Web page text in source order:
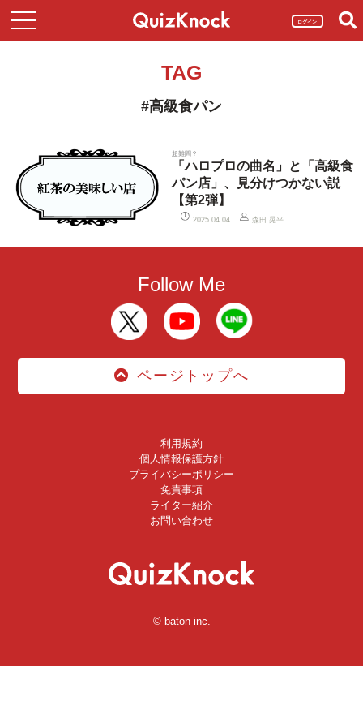
ログイン
TAG
#高級食パン
超難問？
「ハロプロの曲名」と「高級食
パン店」、見分けつかない説
【第2弾】
2025.04.04 森田 晃平
Follow Me
ページトップへ
利用規約
個人情報保護方針
プライバシーポリシー
免責事項
ライター紹介
お問い合わせ
© baton inc.